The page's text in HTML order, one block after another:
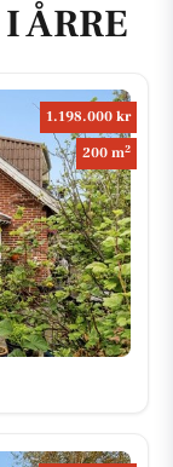
ÅRRE
1.198.000 kr
200 m2